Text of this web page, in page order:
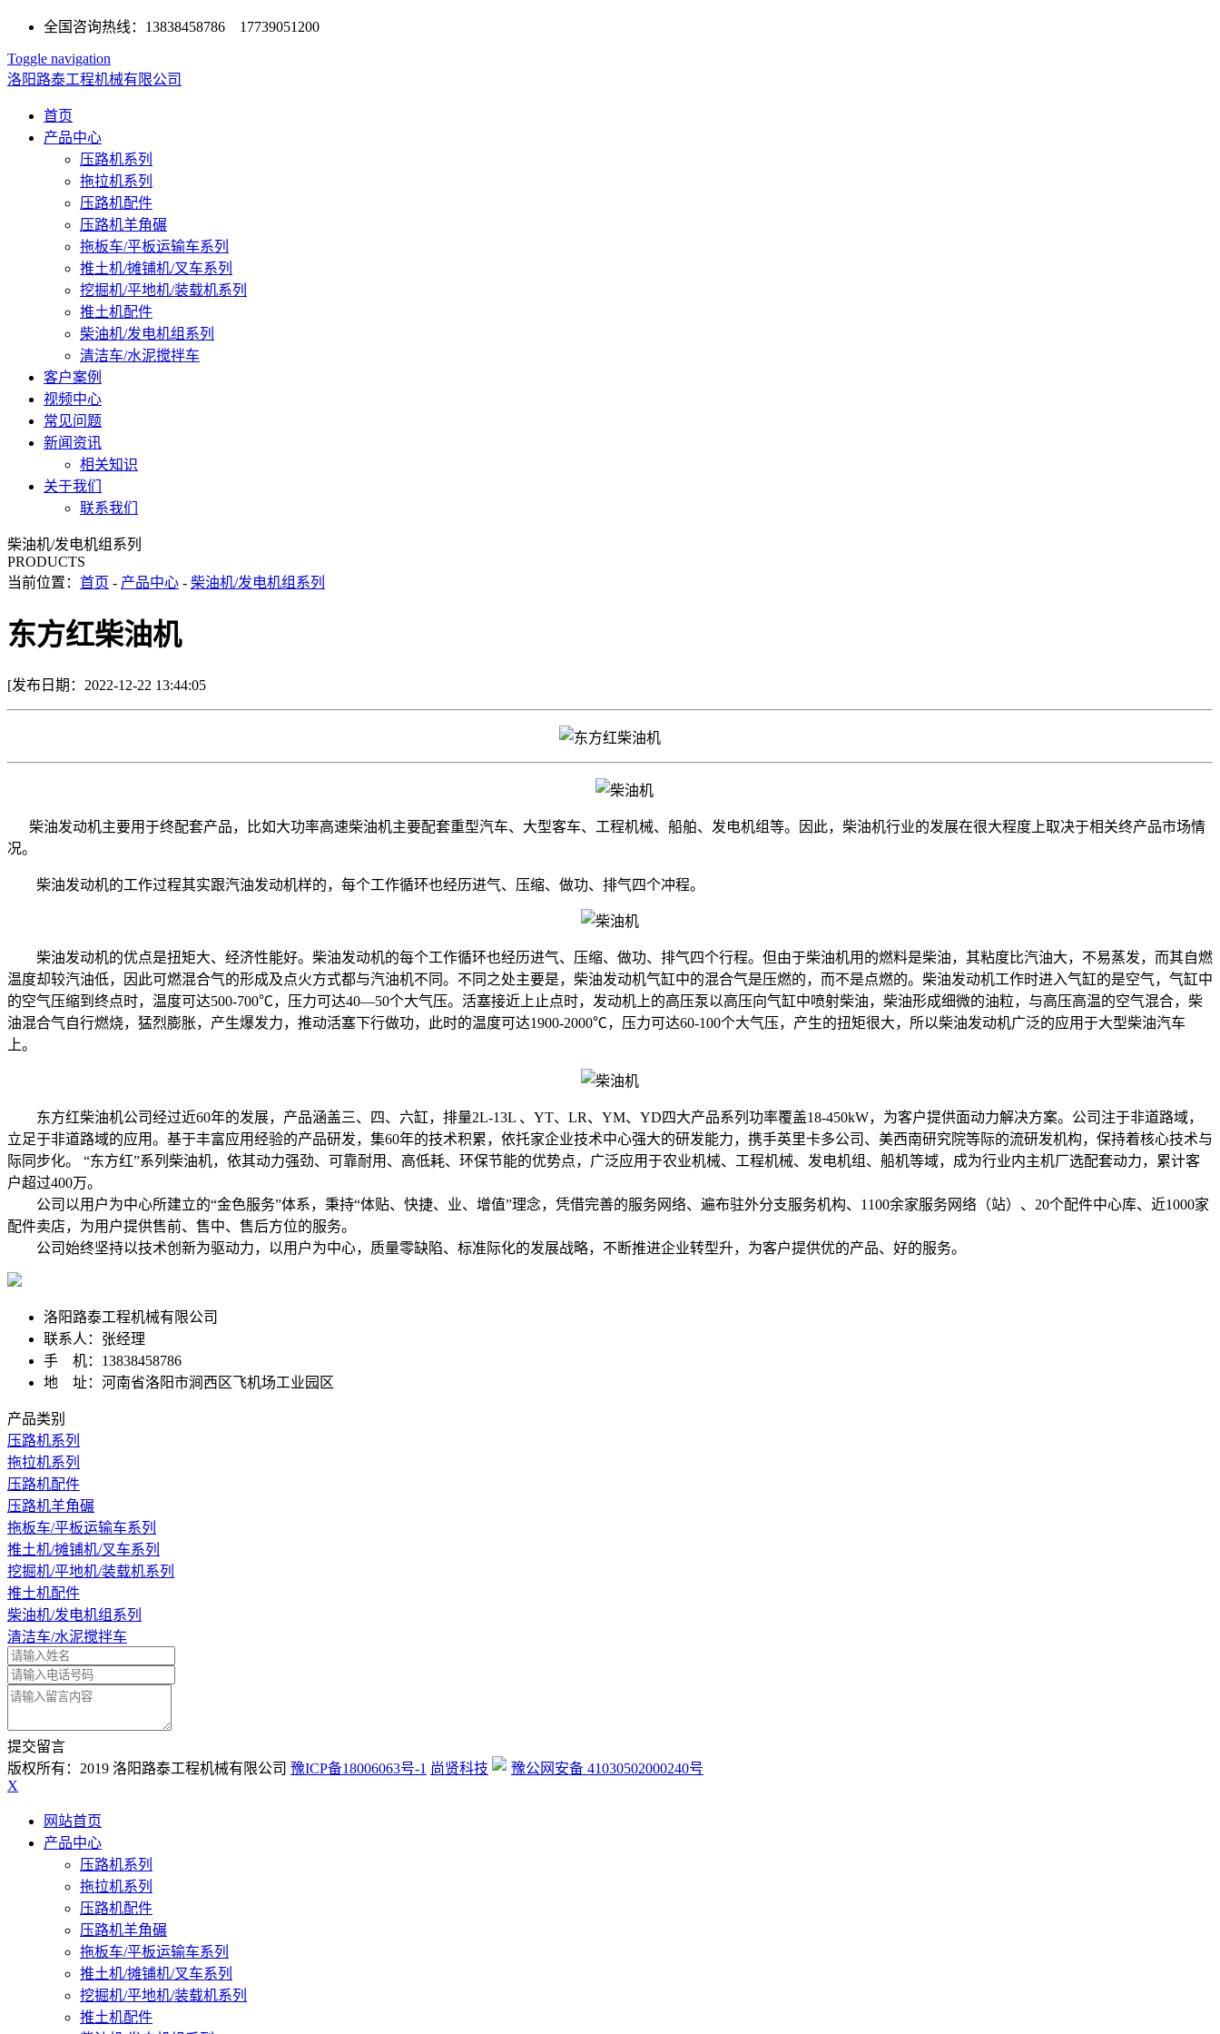
全国咨询热线：13838458786 17739051200
Toggle navigation
洛阳路泰工程机械有限公司
首页
产品中心
压路机系列
拖拉机系列
压路机配件
压路机羊角碾
拖板车/平板运输车系列
推土机/摊铺机/叉车系列
挖掘机/平地机/装载机系列
推土机配件
柴油机/发电机组系列
清洁车/水泥搅拌车
客户案例
视频中心
常见问题
新闻资讯
相关知识
关于我们
联系我们
柴油机/发电机组系列
PRODUCTS
当前位置： 首页 - 产品中心 - 柴油机/发电机组系列
东方红柴油机
[发布日期：2022-12-22 13:44:05
柴油发动机主要用于终配套产品，比如大功率高速柴油机主要配套重型汽车、大型客车、工程机械、船舶、发电机组等。因此，柴油机行业的发展在很大程度上取决于相关终产品市场情
况。
柴油发动机的工作过程其实跟汽油发动机样的，每个工作循环也经历进气、压缩、做功、排气四个冲程。
柴油发动机的优点是扭矩大、经济性能好。柴油发动机的每个工作循环也经历进气、压缩、做功、排气四个行程。但由于柴油机用的燃料是柴油，其粘度比汽油大，不易蒸发，而其自燃
温度却较汽油低，因此可燃混合气的形成及点火方式都与汽油机不同。不同之处主要是，柴油发动机气缸中的混合气是压燃的，而不是点燃的。柴油发动机工作时进入气缸的是空气，气缸中
的空气压缩到终点时，温度可达500-700℃，压力可达40—50个大气压。活塞接近上止点时，发动机上的高压泵以高压向气缸中喷射柴油，柴油形成细微的油粒，与高压高温的空气混合，柴
油混合气自行燃烧，猛烈膨胀，产生爆发力，推动活塞下行做功，此时的温度可达1900-2000℃，压力可达60-100个大气压，产生的扭矩很大，所以柴油发动机广泛的应用于大型柴油汽车
上。
东方红柴油机公司经过近60年的发展，产品涵盖三、四、六缸，排量2L-13L 、YT、LR、YM、YD四大产品系列功率覆盖18-450kW，为客户提供面动力解决方案。公司注于非道路域，
立足于非道路域的应用。基于丰富应用经验的产品研发，集60年的技术积累，依托家企业技术中心强大的研发能力，携手英里卡多公司、美西南研究院等际的流研发机构，保持着核心技术与
际同步化。 “东方红”系列柴油机，依其动力强劲、可靠耐用、高低耗、环保节能的优势点，广泛应用于农业机械、工程机械、发电机组、船机等域，成为行业内主机厂选配套动力，累计客
户超过400万。
公司以用户为中心所建立的“金色服务”体系，秉持“体贴、快捷、业、增值”理念，凭借完善的服务网络、遍布驻外分支服务机构、1100余家服务网络（站）、20个配件中心库、近1000家
配件卖店，为用户提供售前、售中、售后方位的服务。
公司始终坚持以技术创新为驱动力，以用户为中心，质量零缺陷、标准际化的发展战略，不断推进企业转型升，为客户提供优的产品、好的服务。
洛阳路泰工程机械有限公司
联系人：张经理
手 机：13838458786
地 址：河南省洛阳市涧西区飞机场工业园区
产品类别
压路机系列
拖拉机系列
压路机配件
压路机羊角碾
拖板车/平板运输车系列
推土机/摊铺机/叉车系列
挖掘机/平地机/装载机系列
推土机配件
柴油机/发电机组系列
清洁车/水泥搅拌车
提交留言
版权所有：2019 洛阳路泰工程机械有限公司 豫ICP备18006063号-1 尚贤科技
豫公网安备 41030502000240号
X
网站首页
产品中心
压路机系列
拖拉机系列
压路机配件
压路机羊角碾
拖板车/平板运输车系列
推土机/摊铺机/叉车系列
挖掘机/平地机/装载机系列
推土机配件